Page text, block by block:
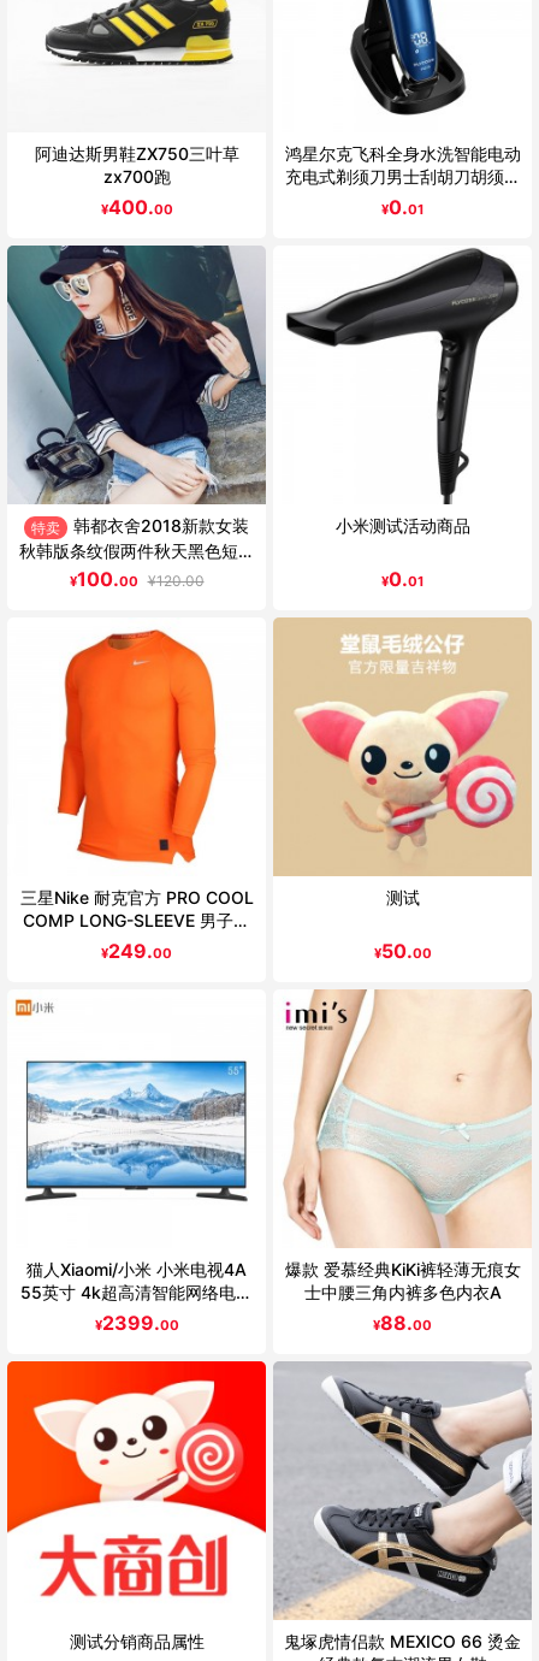
阿迪达斯男鞋ZX750三叶草
zx700跑
¥400.00
鸿星尔克飞科全身水洗智能电动
充电式剃须刀男士刮胡刀胡须刀
刮胡子FS375 全身水洗 座充设
计 智能操控系统
¥0.01
特卖
韩都衣舍2018新款女装
秋韩版条纹假两件秋天黑色短袖
T恤
¥100.00 ¥120.00
小米测试活动商品
¥0.01
三星Nike 耐克官方 PRO COOL
COMP LONG-SLEEVE 男子训
练紧身衣703088
¥249.00
测试
¥50.00
猫人Xiaomi/小米 小米电视4A
55英寸 4k超高清智能网络电视
机 50 60
¥2399.00
爆款 爱慕经典KiKi裤轻薄无痕女
士中腰三角内裤多色内衣A
¥88.00
测试分销商品属性
鬼塚虎情侣款 MEXICO 66 烫金